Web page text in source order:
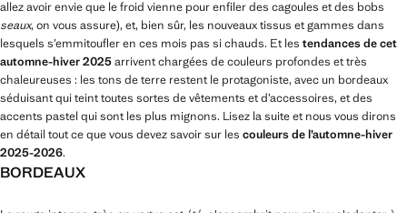
allez avoir envie que le froid vienne pour enfiler des cagoules et des bobs
seaux, on vous assure), et, bien sûr, les nouveaux tissus et gammes dans
lesquels s’emmitoufler en ces mois pas si chauds. Et les tendances de cet
automne-hiver 2025arrivent chargées de couleurs profondes et très
chaleureuses : les tons de terre restent le protagoniste, avec un bordeaux
séduisant qui teint toutes sortes de vêtements et d’accessoires, et des
accents pastel qui sont les plus mignons. Lisez la suite et nous vous dirons
en détail tout ce que vous devez savoir sur les couleurs de l’automne-hiver
2025-2026.
BORDEAUX